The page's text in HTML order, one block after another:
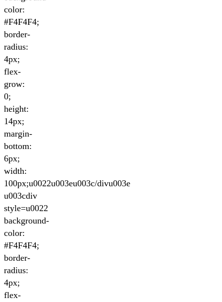
color:
#F4F4F4;
border-
radius:
4px;
flex-
grow:
0;
height:
14px;
margin-
bottom:
6px;
width:
100px;u0022u003eu003c/divu003e
u003cdiv
style=u0022
background-
color:
#F4F4F4;
border-
radius:
4px;
flex-